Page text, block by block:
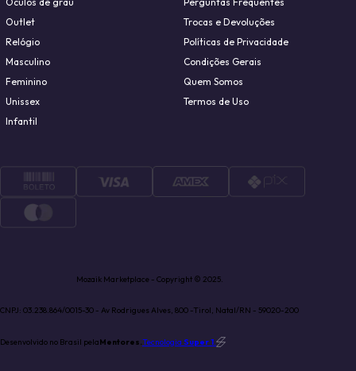
Outlet
Relógio
Masculino
Feminino
Unissex
Infantil
Trocas e Devoluções
Políticas de Privacidade
Condições Gerais
Quem Somos
Termos de Uso
Mozaik Marketplace - Copyright © 2025.
CNPJ: 03.238.864/0015-30 - Av Rodrigues Alves, 800 -Tirol, Natal/RN - 59020-200
Desenvolvido no Brasil pelaMentores.Tecnologia Super 1.